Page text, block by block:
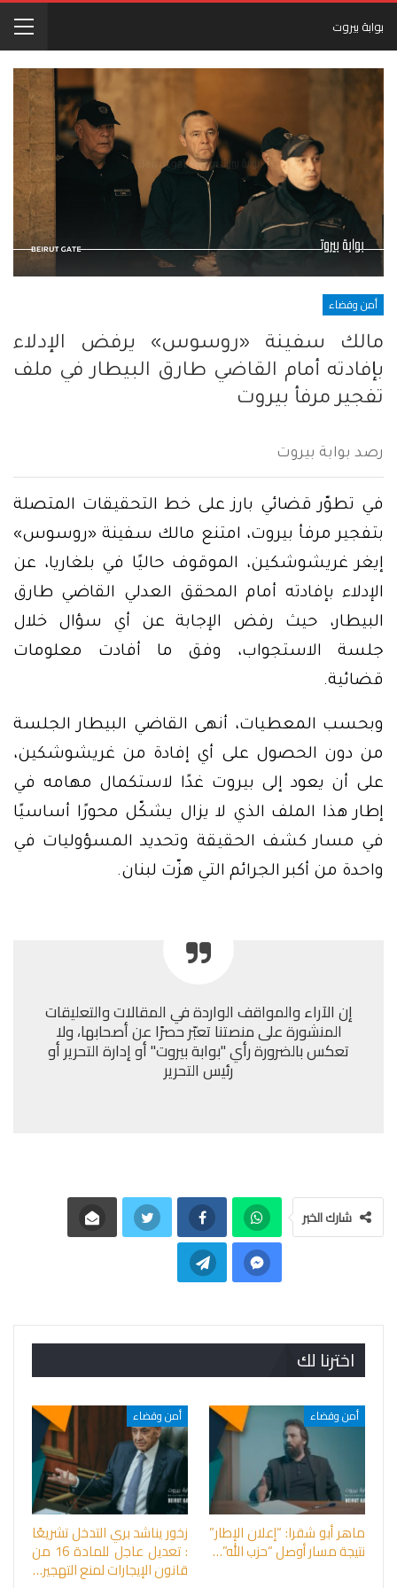
بوابة بيروت
أمن وقضاء
مالك سفينة «روسوس» يرفض الإدلاء
بإفادته أمام القاضي طارق البيطار في ملف
تفجير مرفأ بيروت
رصد بوابة بيروت
في تطوّر قضائي بارز على خط التحقيقات المتصلة
بتفجير مرفأ بيروت، امتنع مالك سفينة «روسوس»
إيغر غريشوشكين، الموقوف حاليًا في بلغاريا، عن
الإدلاء بإفادته أمام المحقق العدلي القاضي طارق
البيطار، حيث رفض الإجابة عن أي سؤال خلال
جلسة الاستجواب، وفق ما أفادت معلومات
قضائية.
وبحسب المعطيات، أنهى القاضي البيطار الجلسة
من دون الحصول على أي إفادة من غريشوشكين،
على أن يعود إلى بيروت غدًا لاستكمال مهامه في
إطار هذا الملف الذي لا يزال يشكّل محورًا أساسيًا
في مسار كشف الحقيقة وتحديد المسؤوليات في
واحدة من أكبر الجرائم التي هزّت لبنان.
إن الآراء والمواقف الواردة في المقالات والتعليقات
المنشورة على منصتنا تعبّر حصرًا عن أصحابها، ولا
تعكس بالضرورة رأي "بوابة بيروت" أو إدارة التحرير أو
رئيس التحرير
شارك الخبر
اخترنا لك
أمن وقضاء
ماهر أبو شقرا: “إعلان الإطار”
نتيجة مسار أوصل “حزب الله”…
أمن وقضاء
زخور يناشد بري التدخل تشريعًا
: تعديل عاجل للمادة 16 من
قانون الإيجارات لمنع التهجير…